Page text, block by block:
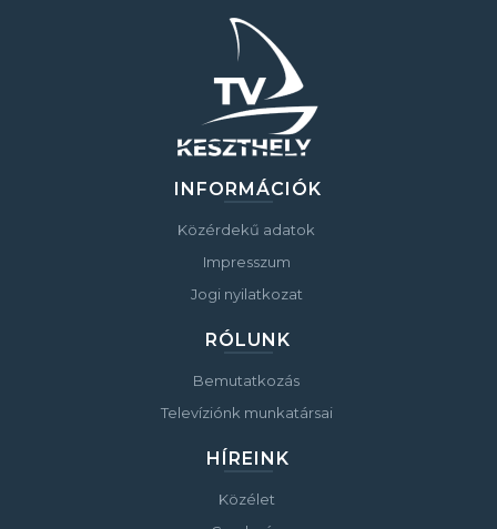
INFORMÁCIÓK
Közérdekű adatok
Impresszum
Jogi nyilatkozat
RÓLUNK
Bemutatkozás
Televíziónk munkatársai
HÍREINK
Közélet